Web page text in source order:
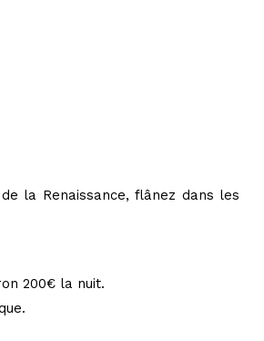
la Renaissance, flânez dans les
200€ la nuit.